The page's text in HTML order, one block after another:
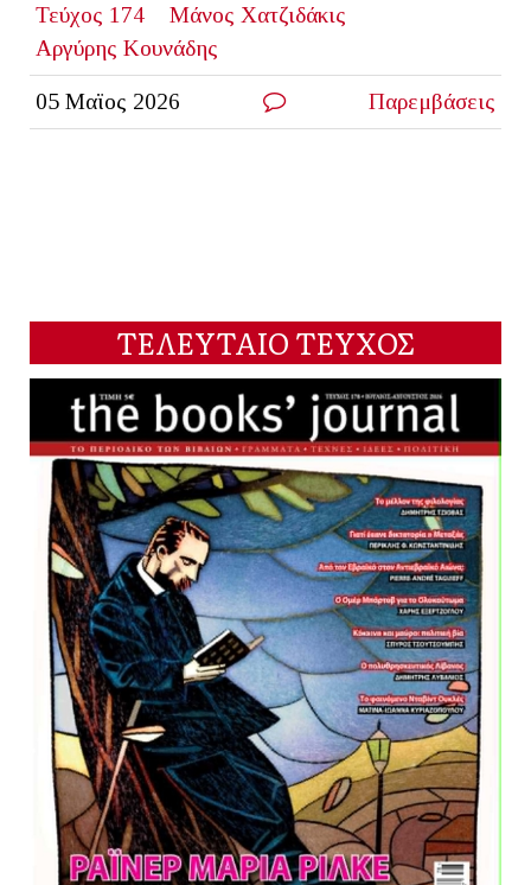
Τεύχος 174
Μάνος Χατζιδάκις
Αργύρης Κουνάδης
05 Μαϊος 2026 Παρεμβάσεις
ΤΕΛΕΥΤΑΙΟ ΤΕΥΧΟΣ